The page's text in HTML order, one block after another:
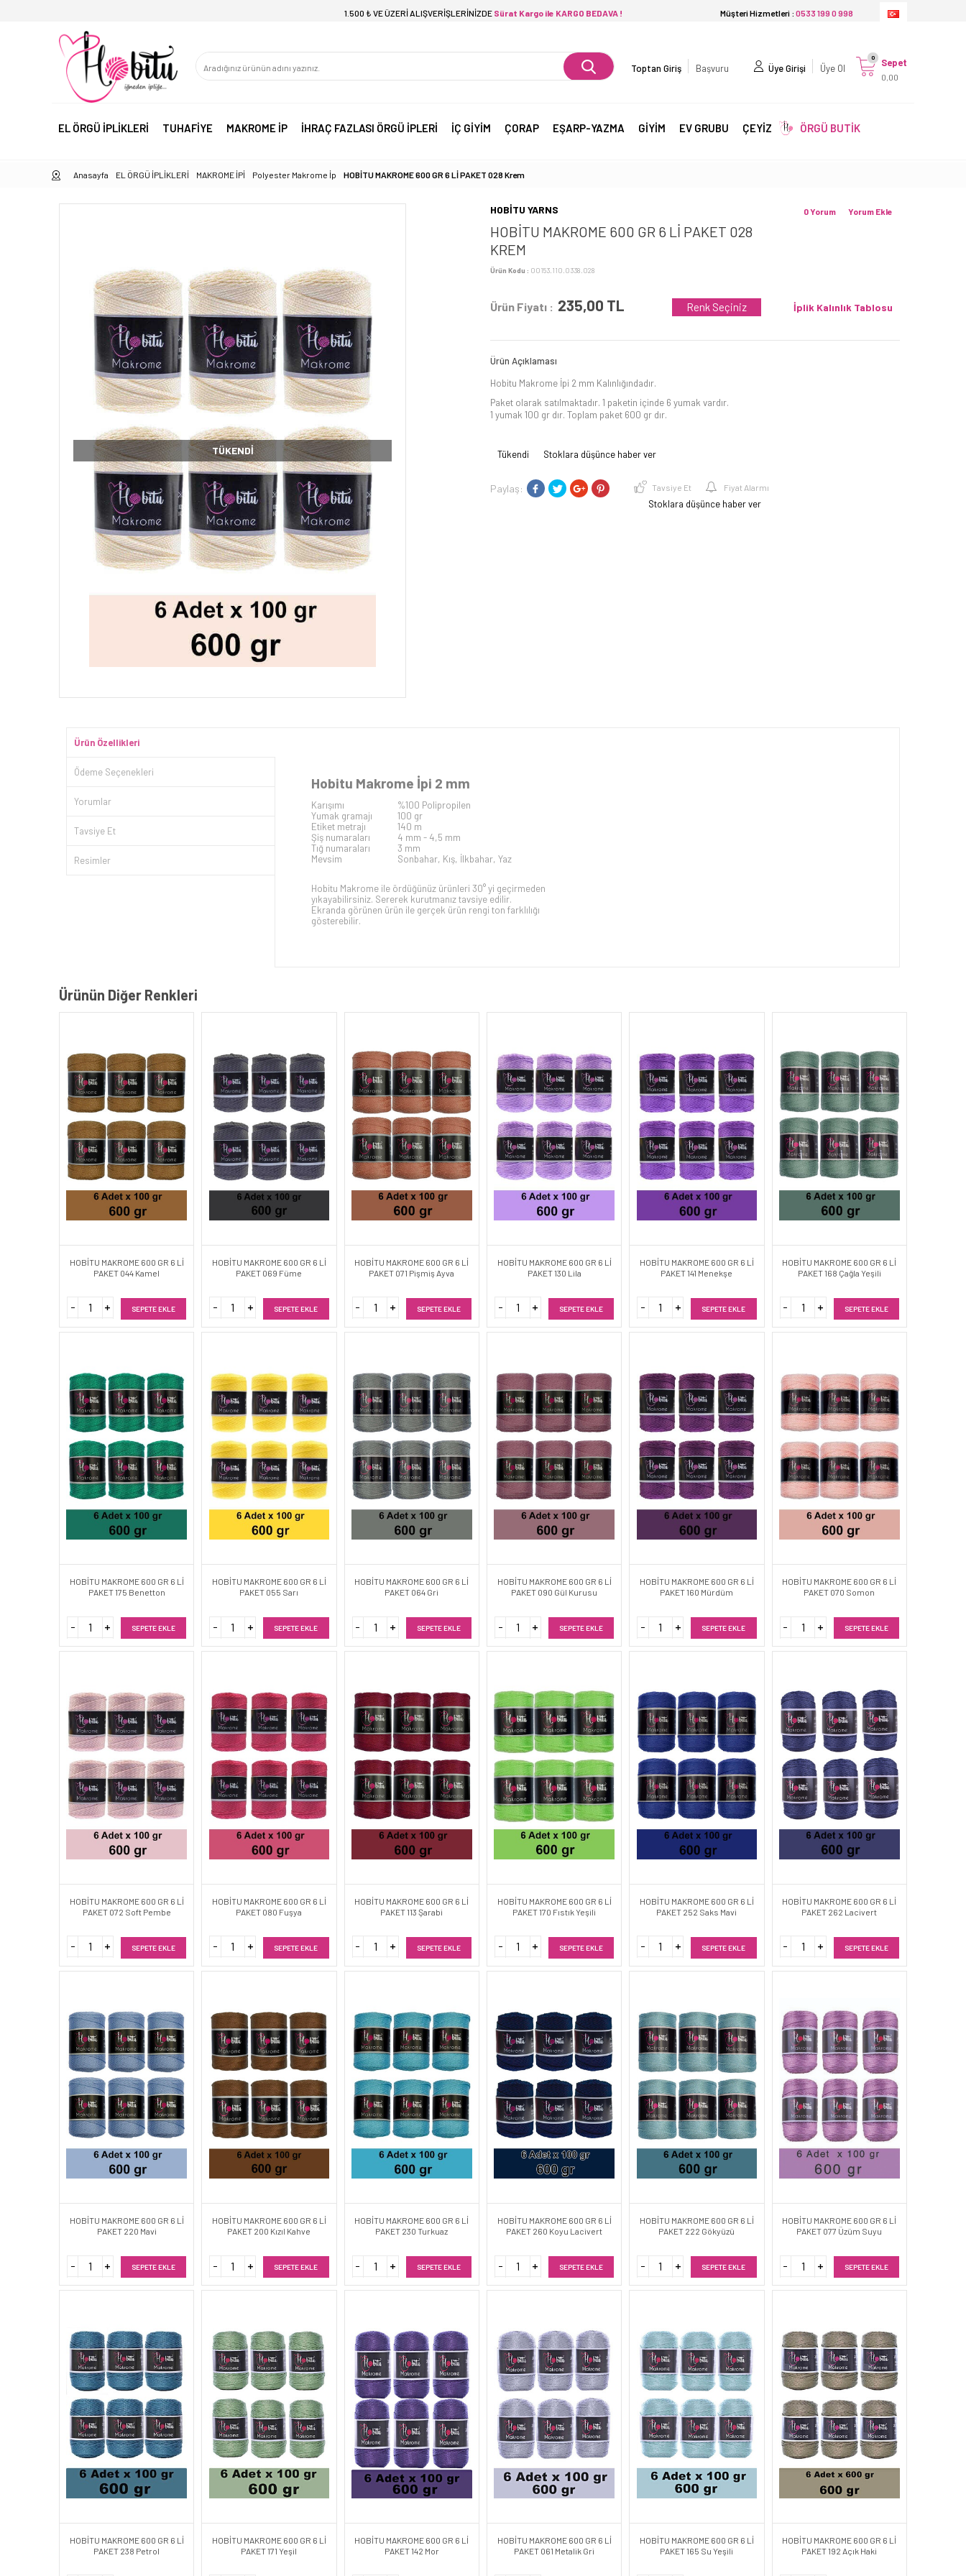
1.500 ₺ VE ÜZERİ ALIŞVERİŞLERİNİZDE Sürat Kargo ile KARGO BEDAVA ! Müşteri Hizmetleri : 0533 199 0 998
Başvuru
Toptan Giriş Üye Girişi Üye Ol Sepet
0,00
0
EL ÖRGÜ İPLİKLERİ TUHAFİYE MAKROME İP İHRAÇ FAZLASI ÖRGÜ İPLERİ İÇ GİYİM ÇORAP EŞARP-YAZMA GİYİM EV GRUBU ÇEYİZ ÖRGÜ BUTİK
Anasayfa EL ÖRGÜ İPLİKLERİ MAKROME İPİ Polyester Makrome İp HOBİTU MAKROME 600 GR 6 Lİ PAKET 028 Krem
TÜKENDI
HOBİTU YARNS
HOBİTU MAKROME 600 GR 6 Lİ PAKET 028
KREM
Ürün Kodu : 00153.110.0338.028
Yorum Ekle
0 Yorum
Ürün Fiyatı : 235,00 TL İplik Kalınlık Tablosu
Renk Seçiniz
Ürün Açıklaması
Hobitu Makrome İpi 2 mm Kalınlığındadır.
Paket olarak satılmaktadır. 1 paketin içinde 6 yumak vardır.
1 yumak 100 gr dır. Toplam paket 600 gr dır.
Tükendi Stoklara düşünce haber ver
Paylaş: Tavsiye Et Fiyat Alarmı
Stoklara düşünce haber ver
Ürün Özellikleri
Ödeme Seçenekleri
Yorumlar
Tavsiye Et
Resimler
Hobitu Makrome İpi 2 mm
Karışımı
%100 Polipropilen
Yumak gramajı
100 gr
Etiket metrajı
140 m
Şiş numaraları
4 mm - 4,5 mm
Tığ numaraları
3 mm
Mevsim
Sonbahar, Kış, İlkbahar, Yaz
Hobitu Makrome ile ördüğünüz ürünleri 30° yi geçirmeden
yıkayabilirsiniz. Sererek kurutmanız tavsiye edilir.
Ekranda görünen ürün ile gerçek ürün rengi ton farklılığı
gösterebilir.
Ürünün Diğer Renkleri
HOBİTU MAKROME 600 GR 6 Lİ
PAKET 044 Kamel
SEPETE EKLE
HOBİTU MAKROME 600 GR 6 Lİ
PAKET 069 Füme
SEPETE EKLE
HOBİTU MAKROME 600 GR 6 Lİ
PAKET 071 Pişmiş Ayva
SEPETE EKLE
HOBİTU MAKROME 600 GR 6 Lİ
PAKET 130 Lila
SEPETE EKLE
HOBİTU MAKROME 600 GR 6 Lİ
PAKET 141 Menekşe
SEPETE EKLE
HOBİTU MAKROME 600 GR 6 Lİ
PAKET 168 Çağla Yeşili
SEPETE EKLE
HOBİTU MAKROME 600 GR 6 Lİ
PAKET 175 Benetton
SEPETE EKLE
HOBİTU MAKROME 600 GR 6 Lİ
PAKET 055 Sarı
SEPETE EKLE
HOBİTU MAKROME 600 GR 6 Lİ
PAKET 064 Gri
SEPETE EKLE
HOBİTU MAKROME 600 GR 6 Lİ
PAKET 090 Gül Kurusu
SEPETE EKLE
HOBİTU MAKROME 600 GR 6 Lİ
PAKET 160 Mürdüm
SEPETE EKLE
HOBİTU MAKROME 600 GR 6 Lİ
PAKET 070 Somon
SEPETE EKLE
HOBİTU MAKROME 600 GR 6 Lİ
PAKET 072 Soft Pembe
SEPETE EKLE
HOBİTU MAKROME 600 GR 6 Lİ
PAKET 080 Fuşya
SEPETE EKLE
HOBİTU MAKROME 600 GR 6 Lİ
PAKET 113 Şarabi
SEPETE EKLE
HOBİTU MAKROME 600 GR 6 Lİ
PAKET 170 Fıstık Yeşili
SEPETE EKLE
HOBİTU MAKROME 600 GR 6 Lİ
PAKET 252 Saks Mavi
SEPETE EKLE
HOBİTU MAKROME 600 GR 6 Lİ
PAKET 262 Lacivert
SEPETE EKLE
HOBİTU MAKROME 600 GR 6 Lİ
PAKET 220 Mavi
SEPETE EKLE
HOBİTU MAKROME 600 GR 6 Lİ
PAKET 200 Kızıl Kahve
SEPETE EKLE
HOBİTU MAKROME 600 GR 6 Lİ
PAKET 230 Turkuaz
SEPETE EKLE
HOBİTU MAKROME 600 GR 6 Lİ
PAKET 260 Koyu Lacivert
SEPETE EKLE
HOBİTU MAKROME 600 GR 6 Lİ
PAKET 222 Gökyüzü
SEPETE EKLE
HOBİTU MAKROME 600 GR 6 Lİ
PAKET 077 Üzüm Suyu
SEPETE EKLE
HOBİTU MAKROME 600 GR 6 Lİ
PAKET 238 Petrol
HOBİTU MAKROME 600 GR 6 Lİ
PAKET 171 Yeşil
HOBİTU MAKROME 600 GR 6 Lİ
PAKET 142 Mor
HOBİTU MAKROME 600 GR 6 Lİ
PAKET 061 Metalik Gri
HOBİTU MAKROME 600 GR 6 Lİ
PAKET 165 Su Yeşili
HOBİTU MAKROME 600 GR 6 Lİ
PAKET 192 Açık Haki